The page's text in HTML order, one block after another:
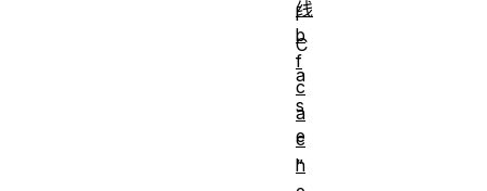
l
C
a
s
e
”
线
b
f
c
a
c
h